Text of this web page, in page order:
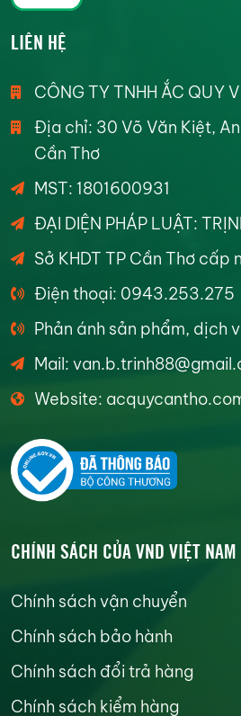
LIÊN HỆ
CÔNG TY TNHH ẮC QUY
Địa chỉ: 30 Võ Văn Kiệt, An
Cần Thơ
MST: 1801600931
ĐẠI DIỆN PHÁP LUẬT:
Sở KHDT TP Cần Thơ
Điện thoại: 0943.253.275
Phản ánh sản phẩm, dịch
Mail:
Website:
CHÍNH SÁCH CỦA VND VIỆT NAM
Chính sách vận chuyển
Chính sách bảo hành
Chính sách đổi trả hàng
Chính sách kiểm hàng